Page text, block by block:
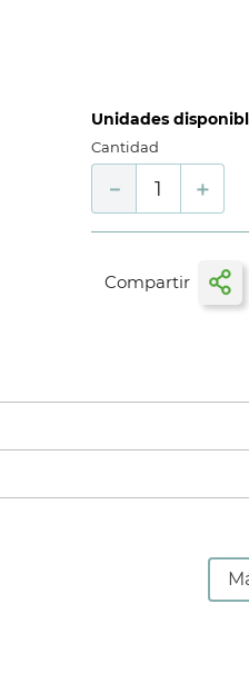
Unidades
Cantidad
＋
－